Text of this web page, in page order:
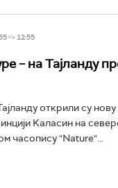
-> 12:55
– на Тајланду
открили су
Kаласин на
часопису "Nature"...